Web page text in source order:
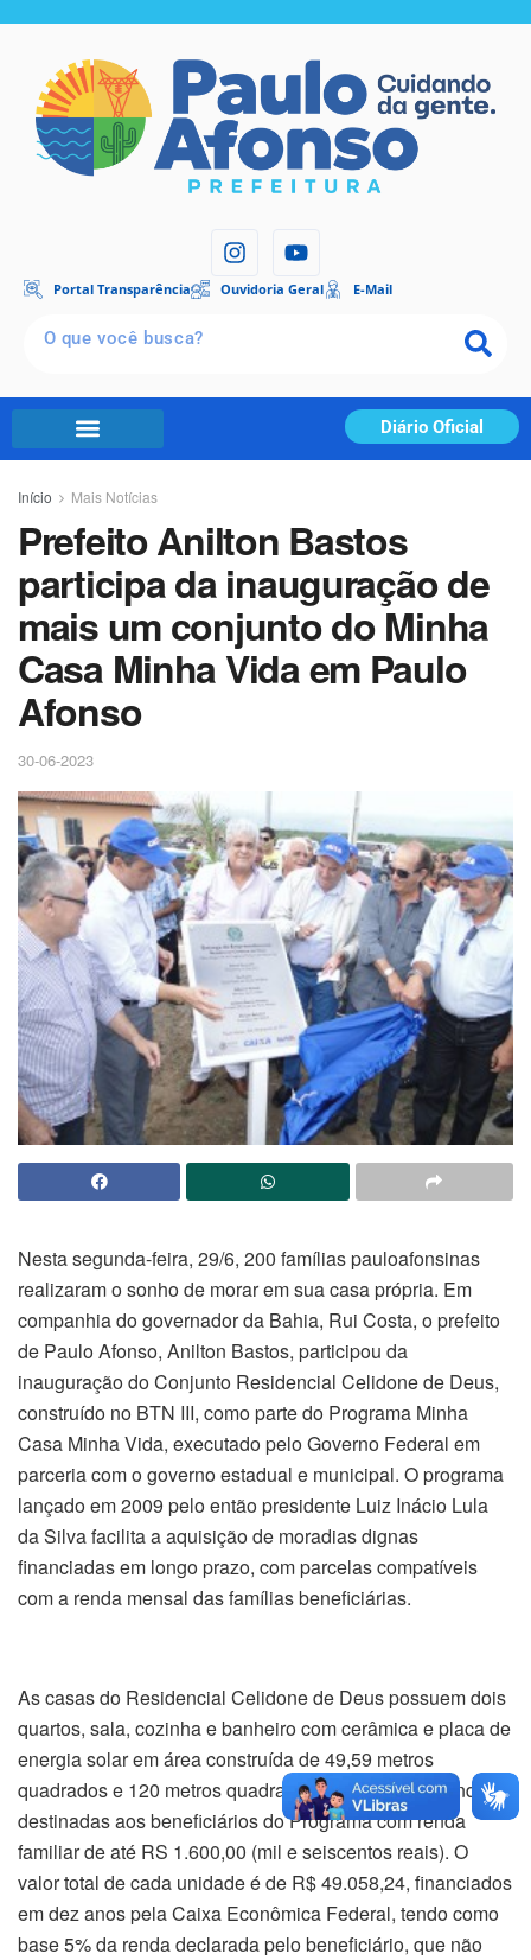
Portal Transparência Ouvidoria Geral E-Mail
Diário Oficial
Início Mais Notícias
Prefeito Anilton Bastos
participa da inauguração de
mais um conjunto do Minha
Casa Minha Vida em Paulo
Afonso
30-06-2023
Nesta segunda-feira, 29/6, 200 famílias pauloafonsinas
realizaram o sonho de morar em sua casa própria. Em
companhia do governador da Bahia, Rui Costa, o prefeito
de Paulo Afonso, Anilton Bastos, participou da
inauguração do Conjunto Residencial Celidone de Deus,
construído no BTN III, como parte do Programa Minha
Casa Minha Vida, executado pelo Governo Federal em
parceria com o governo estadual e municipal. O programa
lançado em 2009 pelo então presidente Luiz Inácio Lula
da Silva facilita a aquisição de moradias dignas
financiadas em longo prazo, com parcelas compatíveis
com a renda mensal das famílias beneficiárias.
As casas do Residencial Celidone de Deus possuem dois
quartos, sala, cozinha e banheiro com cerâmica e placa de
energia solar em área construída de 49,59 metros
quadrados e 120 metros quadrados de área total, sendo
destinadas aos beneficiários do Programa com renda
familiar de até RS 1.600,00 (mil e seiscentos reais). O
valor total de cada unidade é de R$ 49.058,24, financiados
em dez anos pela Caixa Econômica Federal, tendo como
base 5% da renda declarada pelo beneficiário, que não